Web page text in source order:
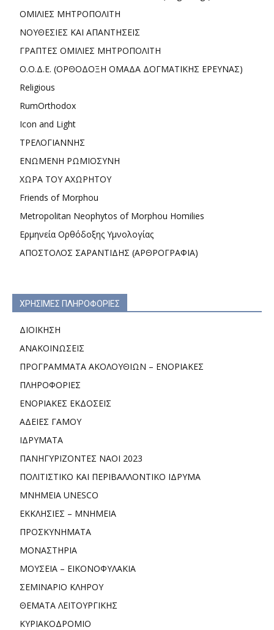
ΟΜΙΛΙΕΣ ΜΗΤΡΟΠΟΛΙΤΗ
ΝΟΥΘΕΣΙΕΣ ΚΑΙ ΑΠΑΝΤΗΣΕΙΣ
ΓΡΑΠΤΕΣ ΟΜΙΛΙΕΣ ΜΗΤΡΟΠΟΛΙΤΗ
Ο.Ο.Δ.Ε. (ΟΡΘΟΔΟΞΗ ΟΜΑΔΑ ΔΟΓΜΑΤΙΚΗΣ ΕΡΕΥΝΑΣ)
Religious
RumOrthodox
Icon and Light
ΤΡΕΛΟΓΙΑΝΝΗΣ
ΕΝΩΜΕΝΗ ΡΩΜΙΟΣΥΝΗ
ΧΩΡΑ ΤΟΥ ΑΧΩΡΗΤΟΥ
Friends of Morphou
Metropolitan Neophytos of Morphou Homilies
Ερμηνεία Ορθόδοξης Υμνολογίας
ΑΠΟΣΤΟΛΟΣ ΣΑΡΑΝΤΙΔΗΣ (ΑΡΘΡΟΓΡΑΦΙΑ)
ΧΡΗΣΙΜΕΣ ΠΛΗΡΟΦΟΡΙΕΣ
ΔΙΟΙΚΗΣΗ
ΑΝΑΚΟΙΝΩΣΕΙΣ
ΠΡΟΓΡΑΜΜΑΤΑ ΑΚΟΛΟΥΘΙΩΝ – ΕΝΟΡΙΑΚΕΣ
ΠΛΗΡΟΦΟΡΙΕΣ
ΕΝΟΡΙΑΚΕΣ ΕΚΔΟΣΕΙΣ
ΑΔΕΙΕΣ ΓΑΜΟΥ
ΙΔΡΥΜΑΤΑ
ΠΑΝΗΓΥΡΙΖΟΝΤΕΣ ΝΑΟΙ 2023
ΠΟΛΙΤΙΣΤΙΚΟ ΚΑΙ ΠΕΡΙΒΑΛΛΟΝΤΙΚΟ ΙΔΡΥΜΑ
ΜΝΗΜΕΙΑ UNESCO
ΕΚΚΛΗΣΙΕΣ – ΜΝΗΜΕΙΑ
ΠΡΟΣΚΥΝΗΜΑΤΑ
ΜΟΝΑΣΤΗΡΙΑ
ΜΟΥΣΕΙΑ – ΕΙΚΟΝΟΦΥΛΑΚΙΑ
ΣΕΜΙΝΑΡΙΟ ΚΛΗΡΟΥ
ΘΕΜΑΤΑ ΛΕΙΤΟΥΡΓΙΚΗΣ
ΚΥΡΙΑΚΟΔΡΟΜΙΟ